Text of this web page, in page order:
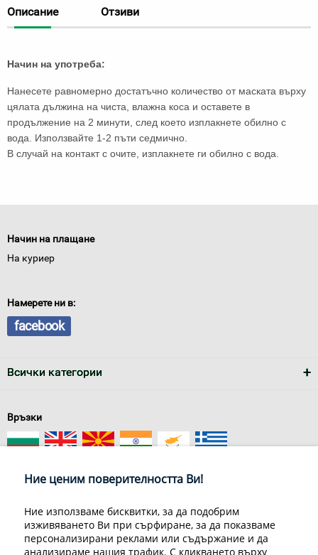
Описание Отзиви
Начин на употреба:
Нанесете равномерно достатъчно количество от маската върху
цялата дължина на чиста, влажна коса и оставете в
продължение на 2 минути, след което изплакнете обилно с
вода. Използвайте 1-2 пъти седмично.
В случай на контакт с очите, изплакнете ги обилно с вода.
Начин на плащане
На куриер
Намерете ни в:
facebook
Всички категории
Връзки
За нас
Условия за доставка
Конфиденциалност на информацията
Общи условия
Ние ценим поверителността Ви!
Ние използваме бисквитки, за да подобрим
изживяването Ви при сърфиране, за да показваме
персонализирани реклами или съдържание и да
анализираме нашия трафик. С кликването върху